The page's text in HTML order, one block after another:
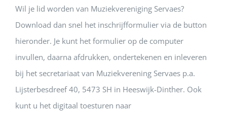
Wil je lid worden van Muziekvereniging Servaes?
Download dan snel het inschrijfformulier via de button
hieronder. Je kunt het formulier op de computer
invullen, daarna afdrukken, ondertekenen en inleveren
bij het secretariaat van Muziekverening Servaes p.a.
Lijsterbesdreef 40, 5473 SH in Heeswijk-Dinther. Ook
kunt u het digitaal toesturen naar